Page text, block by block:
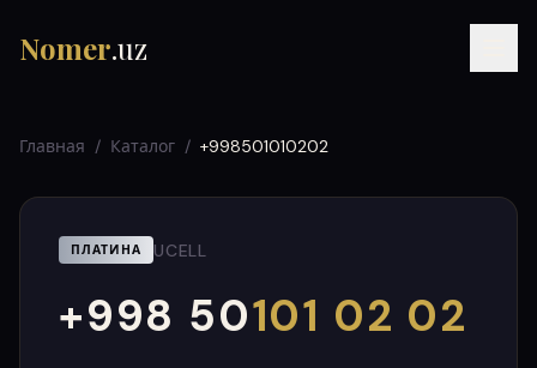
Nomer.uz
UZ УЗ
Главная / Каталог / +998501010202
ПЛАТИНА UCELL
+998 50101 02 02
000
999